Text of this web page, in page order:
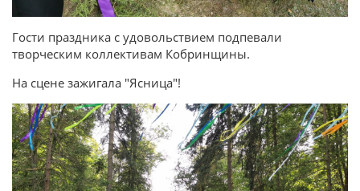
Гости праздника с удовольствием подпевали
творческим коллективам Кобринщины.
На сцене зажигала "Ясница"!